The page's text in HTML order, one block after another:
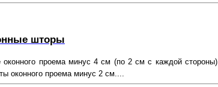
шторы
проема минус 4 см (по 2 см с каждой стороны).
оконного проема минус 2 см....